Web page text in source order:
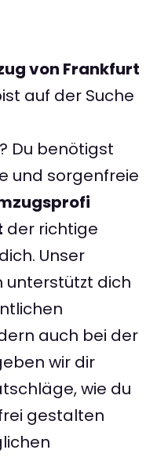
von Frankfurt
auf der Suche
? Du benötigst
und sorgenfreie
der richtige
Unser
unterstützt dich
auch bei der
wir dir
wie du
gestalten